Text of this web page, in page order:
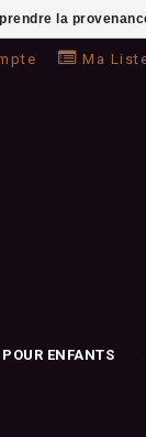
Ma
ENFANTS
la